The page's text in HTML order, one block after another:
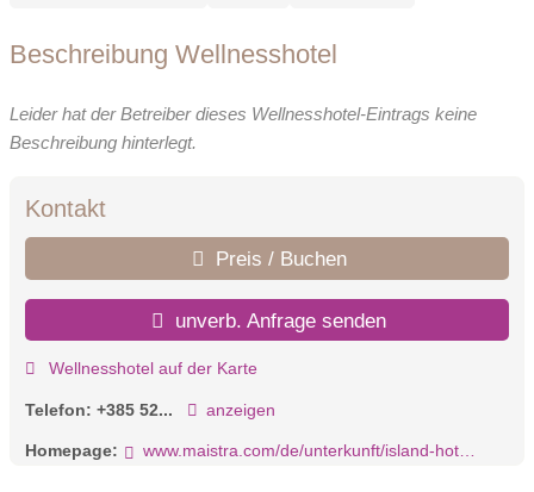
Beschreibung Wellnesshotel
Leider hat der Betreiber dieses Wellnesshotel-Eintrags keine
Beschreibung hinterlegt.
Kontakt
Preis / Buchen
unverb. Anfrage senden
Wellnesshotel auf der Karte
Telefon: +385 52... anzeigen
Homepage: www.maistra.com/de/unterkunft/island-hotel-istra/#/